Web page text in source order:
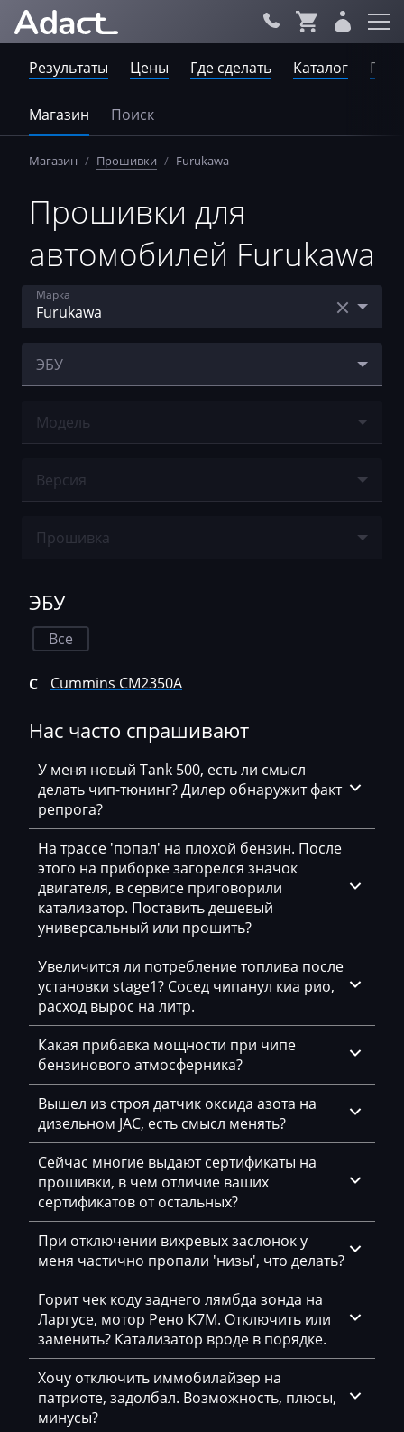
Результаты Цены Где сделать Каталог
Магазин Поиск
Магазин / Прошивки / Furukawa
Прошивки для
автомобилей Furukawa
Марка
Agco
Agrifac
Albach
Atlas
Audi
Ausa
BAIC
Bajaj
Basak
Bauer
BAW
Belgee
Bell
Bentley
BMW
BobCat
Bomag
Brilliance
Buhler
BYD
Cadillac
Camc
Case
Caterpillar
CFMoto
ЭБУ
Модель
Версия
Прошивка
ЭБУ
Все
C Cummins CM2350A
Нас часто спрашивают
У меня новый Tank 500, есть ли смысл
делать чип-тюнинг? Дилер обнаружит факт
репрога?
На трассе 'попал' на плохой бензин. После
этого на приборке загорелся значок
двигателя, в сервисе приговорили
катализатор. Поставить дешевый
универсальный или прошить?
Увеличится ли потребление топлива после
установки stage1? Сосед чипанул киа рио,
расход вырос на литр.
Какая прибавка мощности при чипе
бензинового атмосферника?
Вышел из строя датчик оксида азота на
дизельном JAC, есть смысл менять?
Сейчас многие выдают сертификаты на
прошивки, в чем отличие ваших
сертификатов от остальных?
При отключении вихревых заслонок у
меня частично пропали 'низы', что делать?
Горит чек коду заднего лямбда зонда на
Ларгусе, мотор Рено К7М. Отключить или
заменить? Катализатор вроде в порядке.
Хочу отключить иммобилайзер на
патриоте, задолбал. Возможность, плюсы,
минусы?